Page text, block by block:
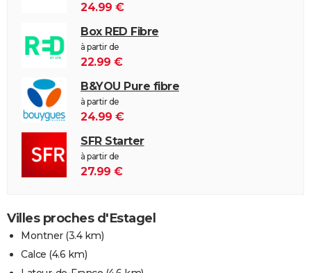
24.99 €
Box RED Fibre
à partir de
22.99 €
B&YOU Pure fibre
à partir de
24.99 €
SFR Starter
à partir de
27.99 €
Villes proches d'Estagel
Montner(3.4 km)
Calce (4.6 km)